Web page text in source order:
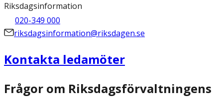
Riksdagsinformation
020-349 000
riksdagsinformation@riksdagen.se
Kontakta ledamöter
Frågor om Riksdagsförvaltningens